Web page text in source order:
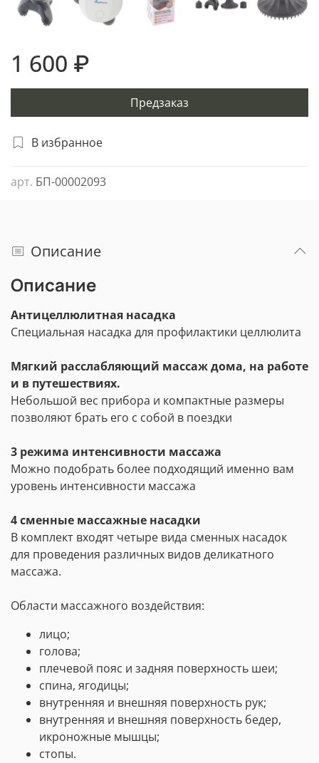
В избранное
арт. БП-00002093
1 600 ₽
Предзаказ
Описание
Описание
Антицеллюлитная насадка
Специальная насадка для профилактики целлюлита
Мягкий расслабляющий массаж дома, на работе
и в путешествиях.
Небольшой вес прибора и компактные размеры
позволяют брать его с собой в поездки
3 режима интенсивности массажа
Можно подобрать более подходящий именно вам
уровень интенсивности массажа
4 сменные массажные насадки
В комплект входят четыре вида сменных насадок
для проведения различных видов деликатного
массажа.
Области массажного воздействия:
лицо;
голова;
плечевой пояс и задняя поверхность шеи;
спина, ягодицы;
внутренняя и внешняя поверхность рук;
внутренняя и внешняя поверхность бедер,
икроножные мышцы;
стопы.